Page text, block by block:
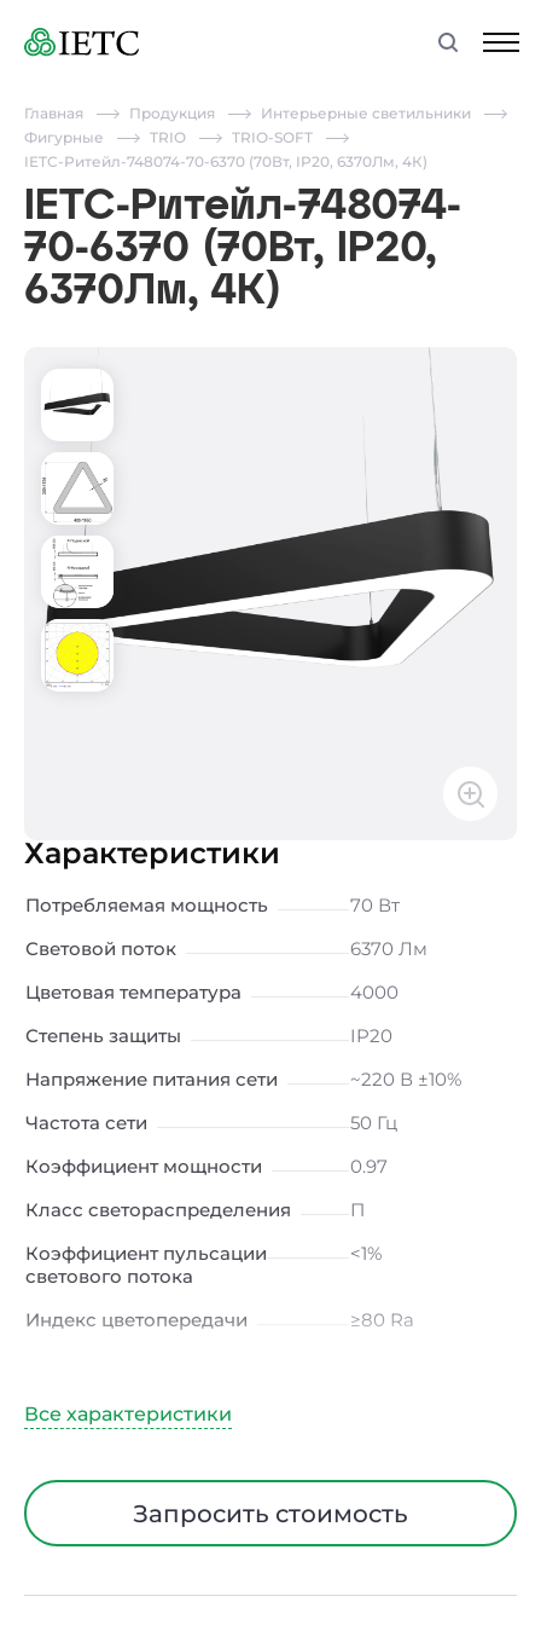
Главная Продукция
Интерьерные светильники
Фигурные
TRIO
TRIO-SOFT
IETC-Ритейл-748074-70-6370 (70Вт, IP20, 6370Лм, 4К)
IETC-Ритейл-748074-
70-6370 (70Вт, IP20,
6370Лм, 4К)
Характеристики
Потребляемая мощность
70 Вт
Световой поток
6370 Лм
Цветовая температура
4000
Степень защиты
IP20
Напряжение питания сети
~220 В ±10%
Частота сети
50 Гц
Коэффициент мощности
0.97
Класс светораспределения
П
Коэффициент пульсации
светового потока
<1%
Индекс цветопередачи
≥80 Ra
Угол рассеивания
Диапазон рабочих
температурЗапросить стоимость